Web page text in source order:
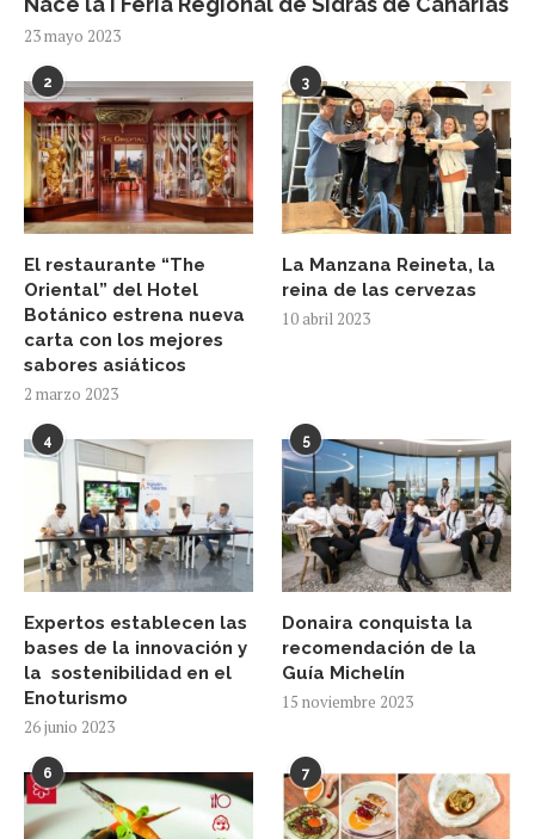
23 mayo 2023
2
El restaurante “The
Oriental” del Hotel
Botánico estrena nueva
carta con los mejores
sabores asiáticos
2 marzo 2023
3
La Manzana Reineta, la
reina de las cervezas
10 abril 2023
4
Expertos establecen las
bases de la innovación y
la sostenibilidad en el
Enoturismo
26 junio 2023
5
Donaira conquista la
recomendación de la
Guía Michelín
15 noviembre 2023
6 7